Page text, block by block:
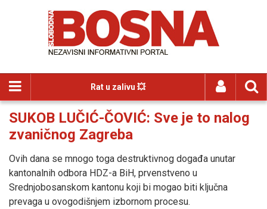
Rat u zalivu 💥
SUKOB LUČIĆ-ČOVIĆ: Sve je to nalog
zvaničnog Zagreba
Ovih dana se mnogo toga destruktivnog događa unutar
kantonalnih odbora HDZ-a BiH, prvenstveno u
Srednjobosanskom kantonu koji bi mogao biti ključna
prevaga u ovogodišnjem izbornom procesu.